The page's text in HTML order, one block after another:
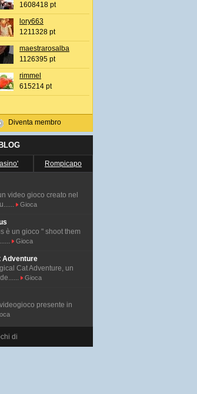
1608418 pt
lory663
1211328 pt
maestrarosalba
1126395 pt
rimmel
615214 pt
Diventa membro
Rompicapo
video gioco creato nel
Gioca
è un gioco " shoot them
Gioca
Adventure
Cat Adventure, un
Gioca
presente in
di